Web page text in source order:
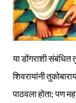
या डोंगराशी
शिवरायांनी
पाठवला होता; पण